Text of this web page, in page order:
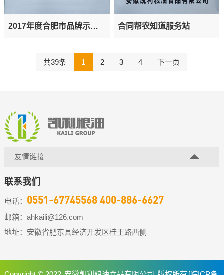
2017年度合肥市品牌示范
合同帮农知道服务站
共39条 1 2 3 4 下一页
友情链接
联系我们
电话： 0551-67745568 400-886-6627
邮箱：ahkaili@126.com
地址：安徽省肥东县经济开发区桂王路西侧